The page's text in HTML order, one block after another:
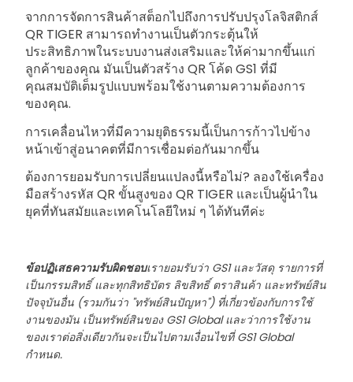
จากการจัดการสินค้าสต็อกไปถึงการปรับปรุงโลจิสติกส์
QR TIGER สามารถทำงานเป็นตัวกระตุ้นให้
ประสิทธิภาพในระบบงานส่งเสริมและให้ค่ามากขึ้นแก่
ลูกค้าของคุณ มันเป็นตัวสร้าง QR โค้ด GS1 ที่มี
คุณสมบัติเต็มรูปแบบพร้อมใช้งานตามความต้องการ
ของคุณ.
การเคลื่อนไหวที่มีความยุติธรรมนี้เป็นการก้าวไปข้าง
หน้าเข้าสู่อนาคตที่มีการเชื่อมต่อกันมากขึ้น
ต้องการยอมรับการเปลี่ยนแปลงนี้หรือไม่? ลองใช้เครื่อง
มือสร้างรหัส QR ขั้นสูงของ QR TIGER และเป็นผู้นำใน
ยุคที่ทันสมัยและเทคโนโลยีใหม่ ๆ ได้ทันทีค่ะ
ข้อปฏิเสธความรับผิดชอบเรายอมรับว่า GS1 และวัสดุ รายการที่
เป็นกรรมสิทธิ์ และทุกสิทธิบัตร ลิขสิทธิ์ ตราสินค้า และทรัพย์สิน
ปัจจุบันอื่น (รวมกันว่า "ทรัพย์สินปัญหา") ที่เกี่ยวข้องกับการใช้
งานของมัน เป็นทรัพย์สินของ GS1 Global และว่าการใช้งาน
ของเราต่อสิ่งเดียวกันจะเป็นไปตามเงื่อนไขที่ GS1 Global
กำหนด.